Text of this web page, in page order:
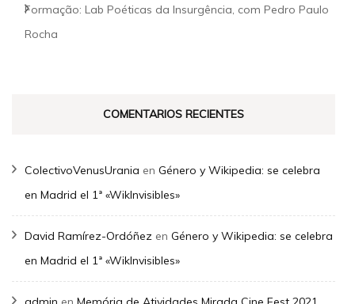
Formação: Lab Poéticas da Insurgência, com Pedro Paulo
Rocha
COMENTARIOS RECIENTES
ColectivoVenusUrania en Género y Wikipedia: se celebra
en Madrid el 1ª «WikInvisibles»
David Ramírez-Ordóñez en Género y Wikipedia: se celebra
en Madrid el 1ª «WikInvisibles»